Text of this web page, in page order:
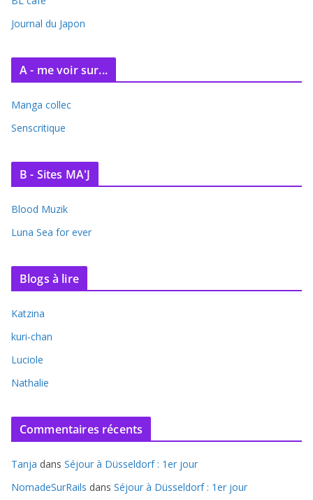
Journal du Japon
A - me voir sur...
Manga collec
Senscritique
B - Sites MA'J
Blood Muzik
Luna Sea for ever
Blogs à lire
Katzina
kuri-chan
Luciole
Nathalie
Commentaires récents
Tanja dans Séjour à Düsseldorf : 1er jour
NomadeSurRails dans Séjour à Düsseldorf : 1er jour